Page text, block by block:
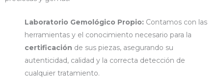
Laboratorio Gemológico Propio: Contamos con las
herramientas y el conocimiento necesario para la
certificación de sus piezas, asegurando su
autenticidad, calidad y la correcta detección de
cualquier tratamiento.